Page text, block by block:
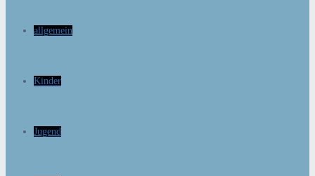
allgemein
Kinder
Jugend